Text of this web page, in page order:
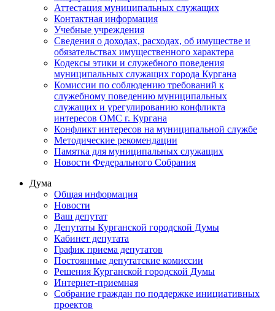
Аттестация муниципальных служащих
Контактная информация
Учебные учреждения
Сведения о доходах, расходах, об имуществе и
обязательствах имущественного характера
Кодексы этики и служебного поведения
муниципальных служащих города Кургана
Комиссии по соблюдению требований к
служебному поведению муниципальных
служащих и урегулированию конфликта
интересов ОМС г. Кургана
Конфликт интересов на муниципальной службе
Методические рекомендации
Памятка для муниципальных служащих
Новости Федерального Cобрания
Дума
Общая информация
Новости
Ваш депутат
Депутаты Курганской городской Думы
Кабинет депутата
График приема депутатов
Постоянные депутатские комиссии
Решения Курганской городской Думы
Интернет-приемная
Собрание граждан по поддержке инициативных
проектов